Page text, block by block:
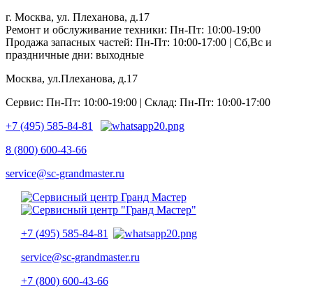
г. Москва, ул. Плеханова, д.17
Ремонт и обслуживание техники: Пн-Пт: 10:00-19:00
Продажа запасных частей: Пн-Пт: 10:00-17:00 | Сб,Вс и
праздничные дни: выходные
Москва, ул.Плеханова, д.17
Сервис: Пн-Пт: 10:00-19:00 | Склад: Пн-Пт: 10:00-17:00
+7 (495) 585-84-81
8 (800) 600-43-66
service@sc-grandmaster.ru
+7 (495) 585-84-81
service@sc-grandmaster.ru
+7 (800) 600-43-66